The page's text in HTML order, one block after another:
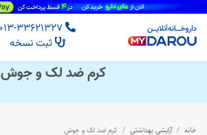
ثبت نسخه
کرم ضد لک و جوش
خانه آرایشی بهداشتی کرم ضد لک و جوش